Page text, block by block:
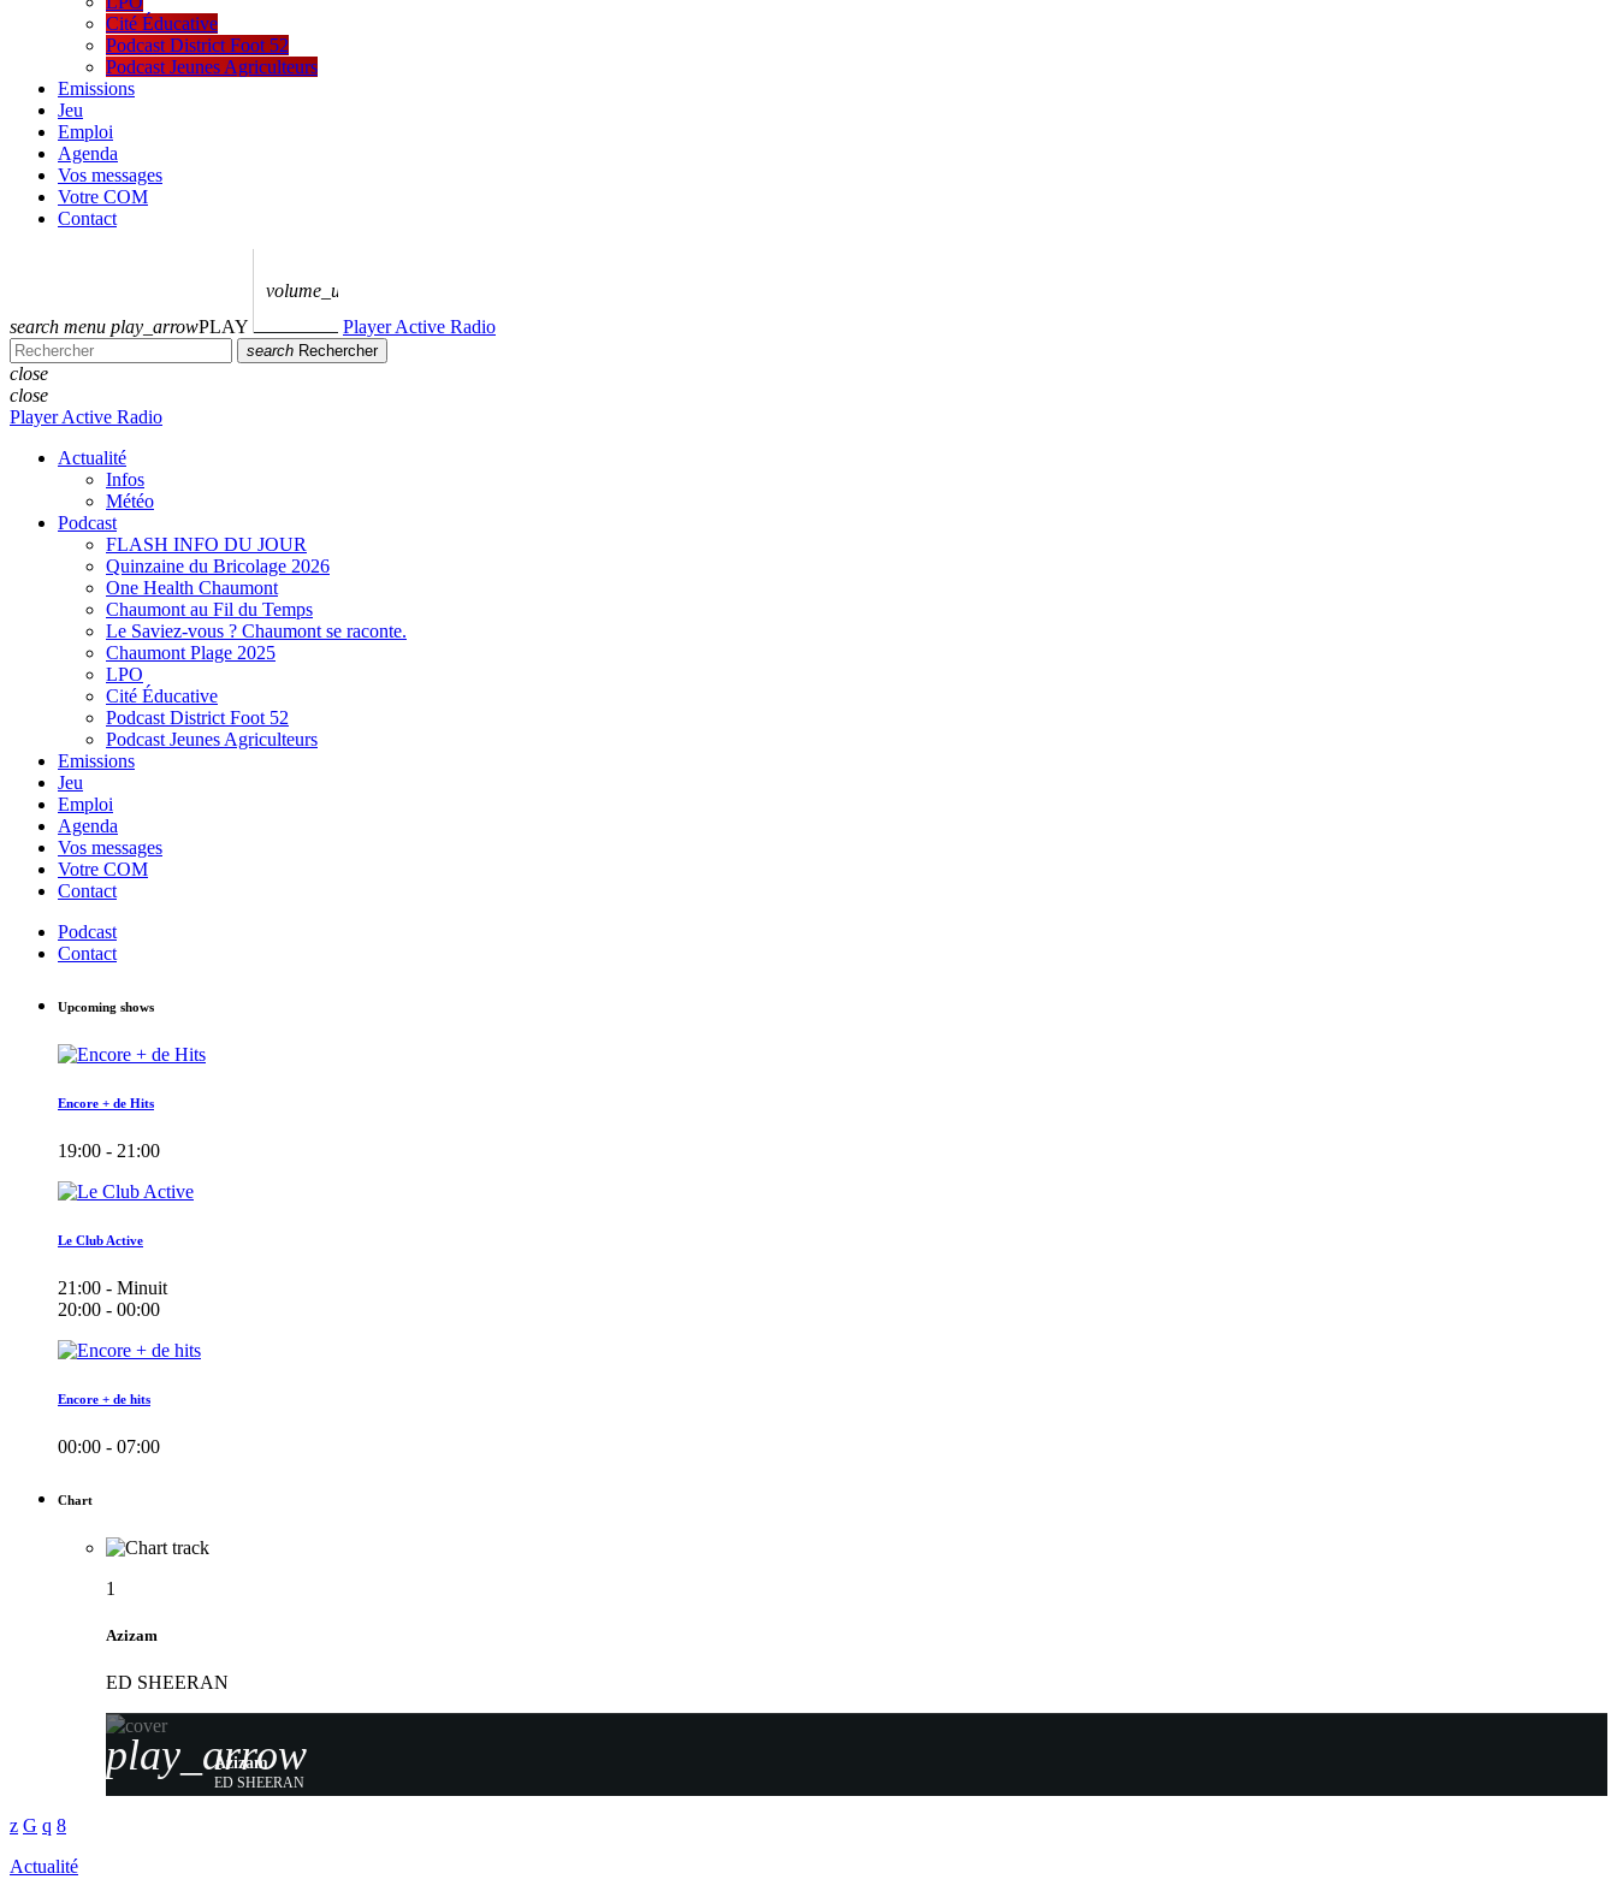
Cité Éducative
Podcast District Foot 52
Podcast Jeunes Agriculteurs
Emissions
Jeu
Emploi
Agenda
Vos messages
Votre COM
Contact
search menu play_arrowPLAY
volume_up
Player Active Radio
search Rechercher
close
close
Player Active Radio
Actualité
Infos
Météo
Podcast
FLASH INFO DU JOUR
Quinzaine du Bricolage 2026
One Health Chaumont
Chaumont au Fil du Temps
Le Saviez-vous ? Chaumont se raconte.
Chaumont Plage 2025
LPO
Cité Éducative
Podcast District Foot 52
Podcast Jeunes Agriculteurs
Emissions
Jeu
Emploi
Agenda
Vos messages
Votre COM
Contact
Podcast
Contact
Upcoming shows
Encore + de Hits
19:00 - 21:00
Le Club Active
21:00 - Minuit
20:00 - 00:00
Encore + de hits
00:00 - 07:00
Chart
1
Azizam
ED SHEERAN
play_arrow
Azizam
ED SHEERAN
Actualité